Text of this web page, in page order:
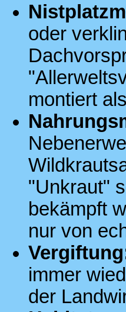
oder
montiert
"Unkraut"
bekämpft
nur von
immer
der